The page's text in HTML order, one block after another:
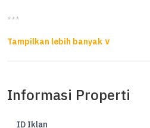
***
Luas Tanah 389m²
Kamar Tidur 3+3
Informasi Properti
ID Iklan